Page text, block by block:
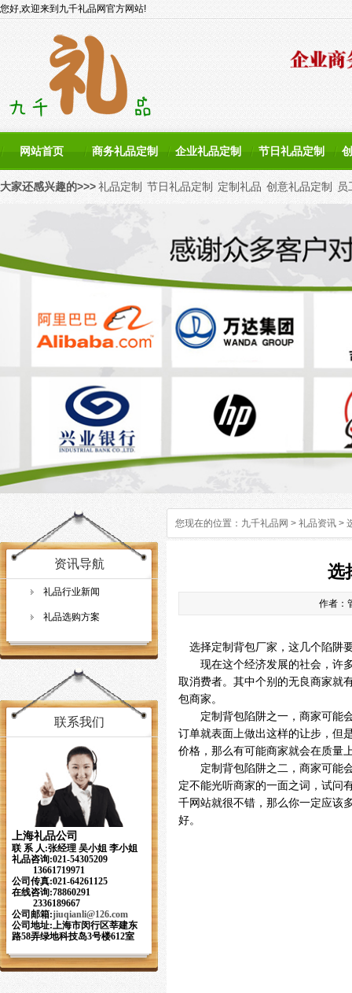
网站首页 商务礼品定制 企业礼品定制 节日礼品定制
您好,欢迎来到九千礼品网官方网站!
大家还感兴趣的>>>礼品定制 节日礼品定制 定制礼品 创意礼品定制 员
您现在的位置： 九千礼品网 > 礼品资讯 >
资讯导航
礼品行业新闻
礼品选购方案
联系我们
上海礼品公司
联 系 人:张经理 吴小姐 李小姐
礼品咨询:021-54305209
13661719971
公司传真:021-64261125
在线咨询:78860291
2336189667
公司邮箱:jiuqianli@126.com
公司地址:上海市闵行区莘建东
路58弄绿地科技岛3号楼612室
选
作者：
选择定制背包厂家，这几个陷阱
现在这个经济发展的社会，许多
取消费者。其中个别的无良商家就
包商家。
定制背包陷阱之一，商家可能会
订单就表面上做出这样的让步，但
价格，那么有可能商家就会在质量
定制背包陷阱之二，商家可能会
定不能光听商家的一面之词，试问
千网站就很不错，那么你一定应该
好。